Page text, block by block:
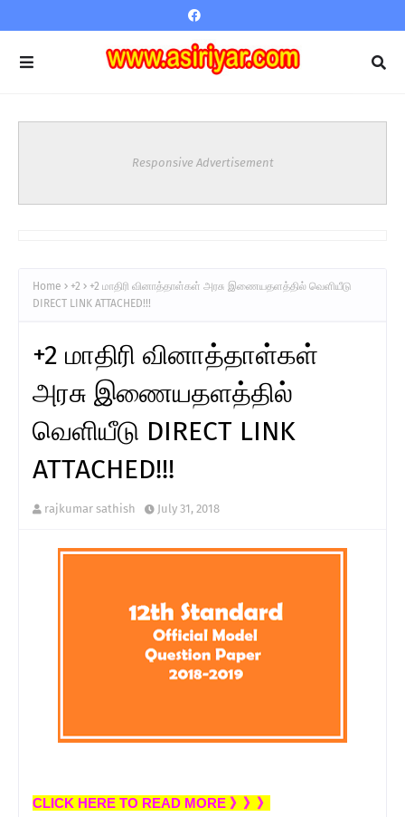
Responsive Advertisement
Home +2
+2 மாதிரி வினாத்தாள்கள் அரசு இணையதளத்தில் வெளியீடு
DIRECT LINK ATTACHED!!!
+2 மாதிரி வினாத்தாள்கள்
அரசு இணையதளத்தில்
வெளியீடு DIRECT LINK
ATTACHED!!!
rajkumar sathish July 31, 2018
CLICK HERE TO READ MORE 》》》